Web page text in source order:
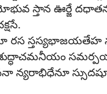
స్తాన ఊర్జే
స్తస్యభాజయతేహ
న్యరాభిధేనూ